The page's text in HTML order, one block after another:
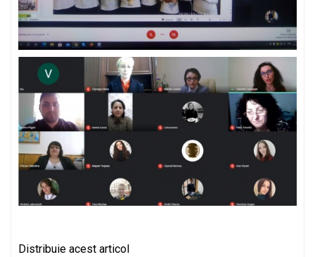
Distribuie acest articol